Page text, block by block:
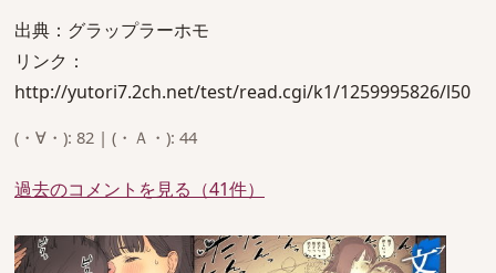
出典：グラップラーホモ
リンク：
http://yutori7.2ch.net/test/read.cgi/k1/1259995826/l50
(・∀・): 82 | (・Ａ・): 44
過去のコメントを見る（41件）